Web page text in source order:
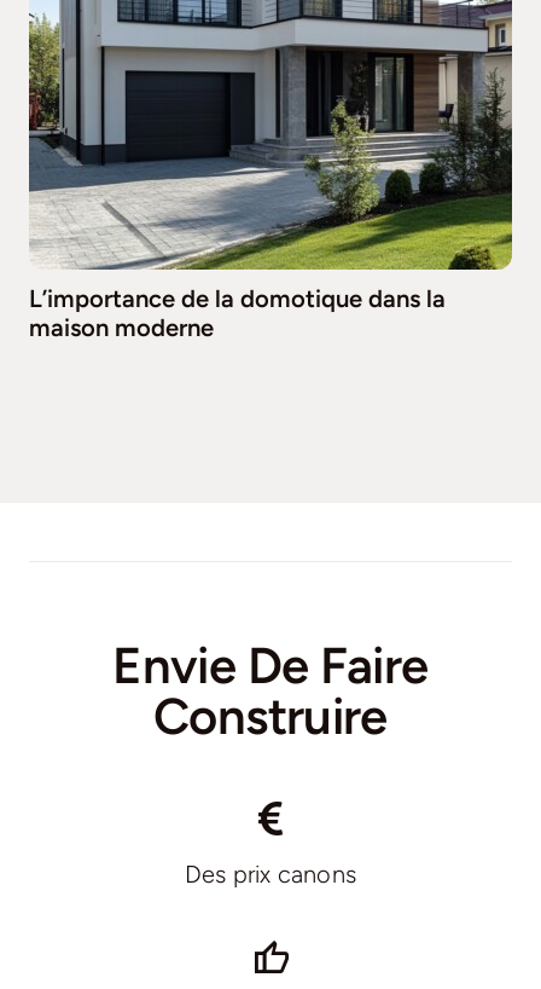
L’importance de la domotique dans la
maison moderne
Envie De Faire
Construire
Des prix canons